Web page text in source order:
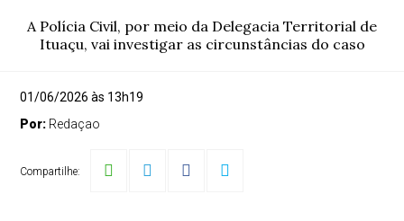
A Polícia Civil, por meio da Delegacia Territorial de
Ituaçu, vai investigar as circunstâncias do caso
01/06/2026 às 13h19
Por: Redaçao
Compartilhe: